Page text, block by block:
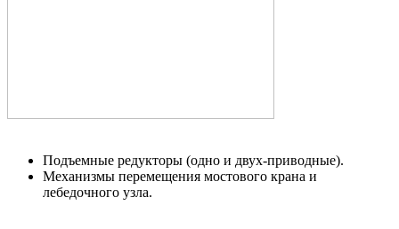
Подъемные редукторы (одно и двух-приводные).
Механизмы перемещения мостового крана и
лебедочного узла.